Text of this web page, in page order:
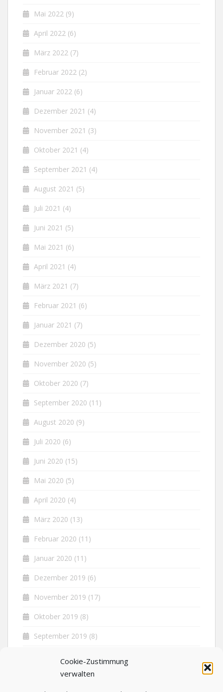
Cookie-Zustimmung
verwalten
Mai 2022 (9)
April 2022 (6)
März 2022 (7)
Februar 2022 (2)
Januar 2022 (6)
Dezember 2021 (4)
November 2021 (3)
Oktober 2021 (4)
September 2021 (4)
August 2021 (5)
Juli 2021 (4)
Juni 2021 (5)
Mai 2021 (6)
April 2021 (4)
März 2021 (7)
Februar 2021 (6)
Januar 2021 (7)
Dezember 2020 (5)
November 2020 (5)
Oktober 2020 (7)
September 2020 (11)
August 2020 (9)
Juli 2020 (6)
Juni 2020 (15)
Mai 2020 (5)
April 2020 (4)
März 2020 (13)
Februar 2020 (11)
Januar 2020 (11)
Dezember 2019 (6)
November 2019 (17)
Oktober 2019 (8)
September 2019 (8)
Juli 2019(7)